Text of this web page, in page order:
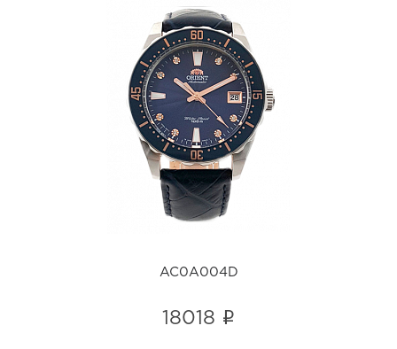
AC0A004D
i
AC0A004D
18018 i